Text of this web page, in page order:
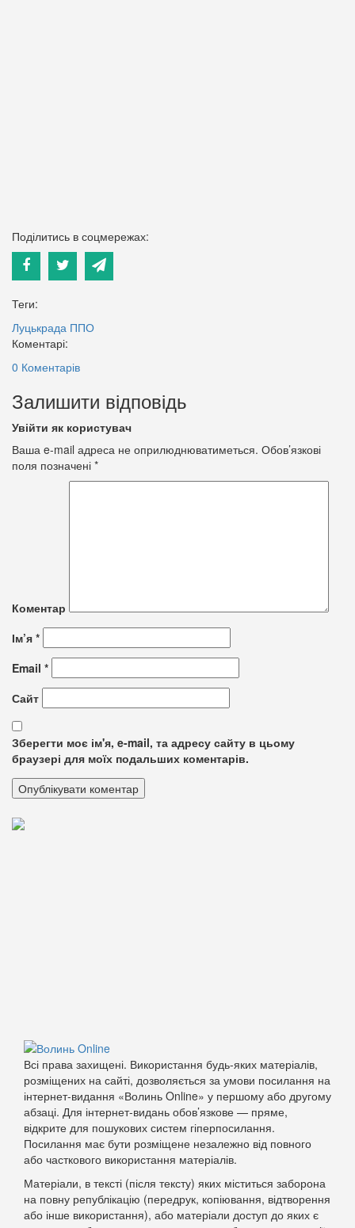
Поділитись в соцмережах:
Теги:
Луцькрада ППО
Коментарі:
0 Коментарів
Залишити відповідь
Увійти як користувач
Ваша e-mail адреса не оприлюднюватиметься. Обов’язкові
поля позначені *
Коментар
Ім’я *
Email *
Сайт
Зберегти моє ім'я, e-mail, та адресу сайту в цьому
браузері для моїх подальших коментарів.
Всі права захищені. Використання будь-яких матеріалів,
розміщених на сайті, дозволяється за умови посилання на
інтернет-видання «Волинь Online» у першому або другому
абзаці. Для інтернет-видань обов’язкове — пряме,
відкрите для пошукових систем гіперпосилання.
Посилання має бути розміщене незалежно від повного
або часткового використання матеріалів.
Матеріали, в тексті (після тексту) яких міститься заборона
на повну републікацію (передрук, копіювання, відтворення
або інше використання), або матеріали доступ до яких є